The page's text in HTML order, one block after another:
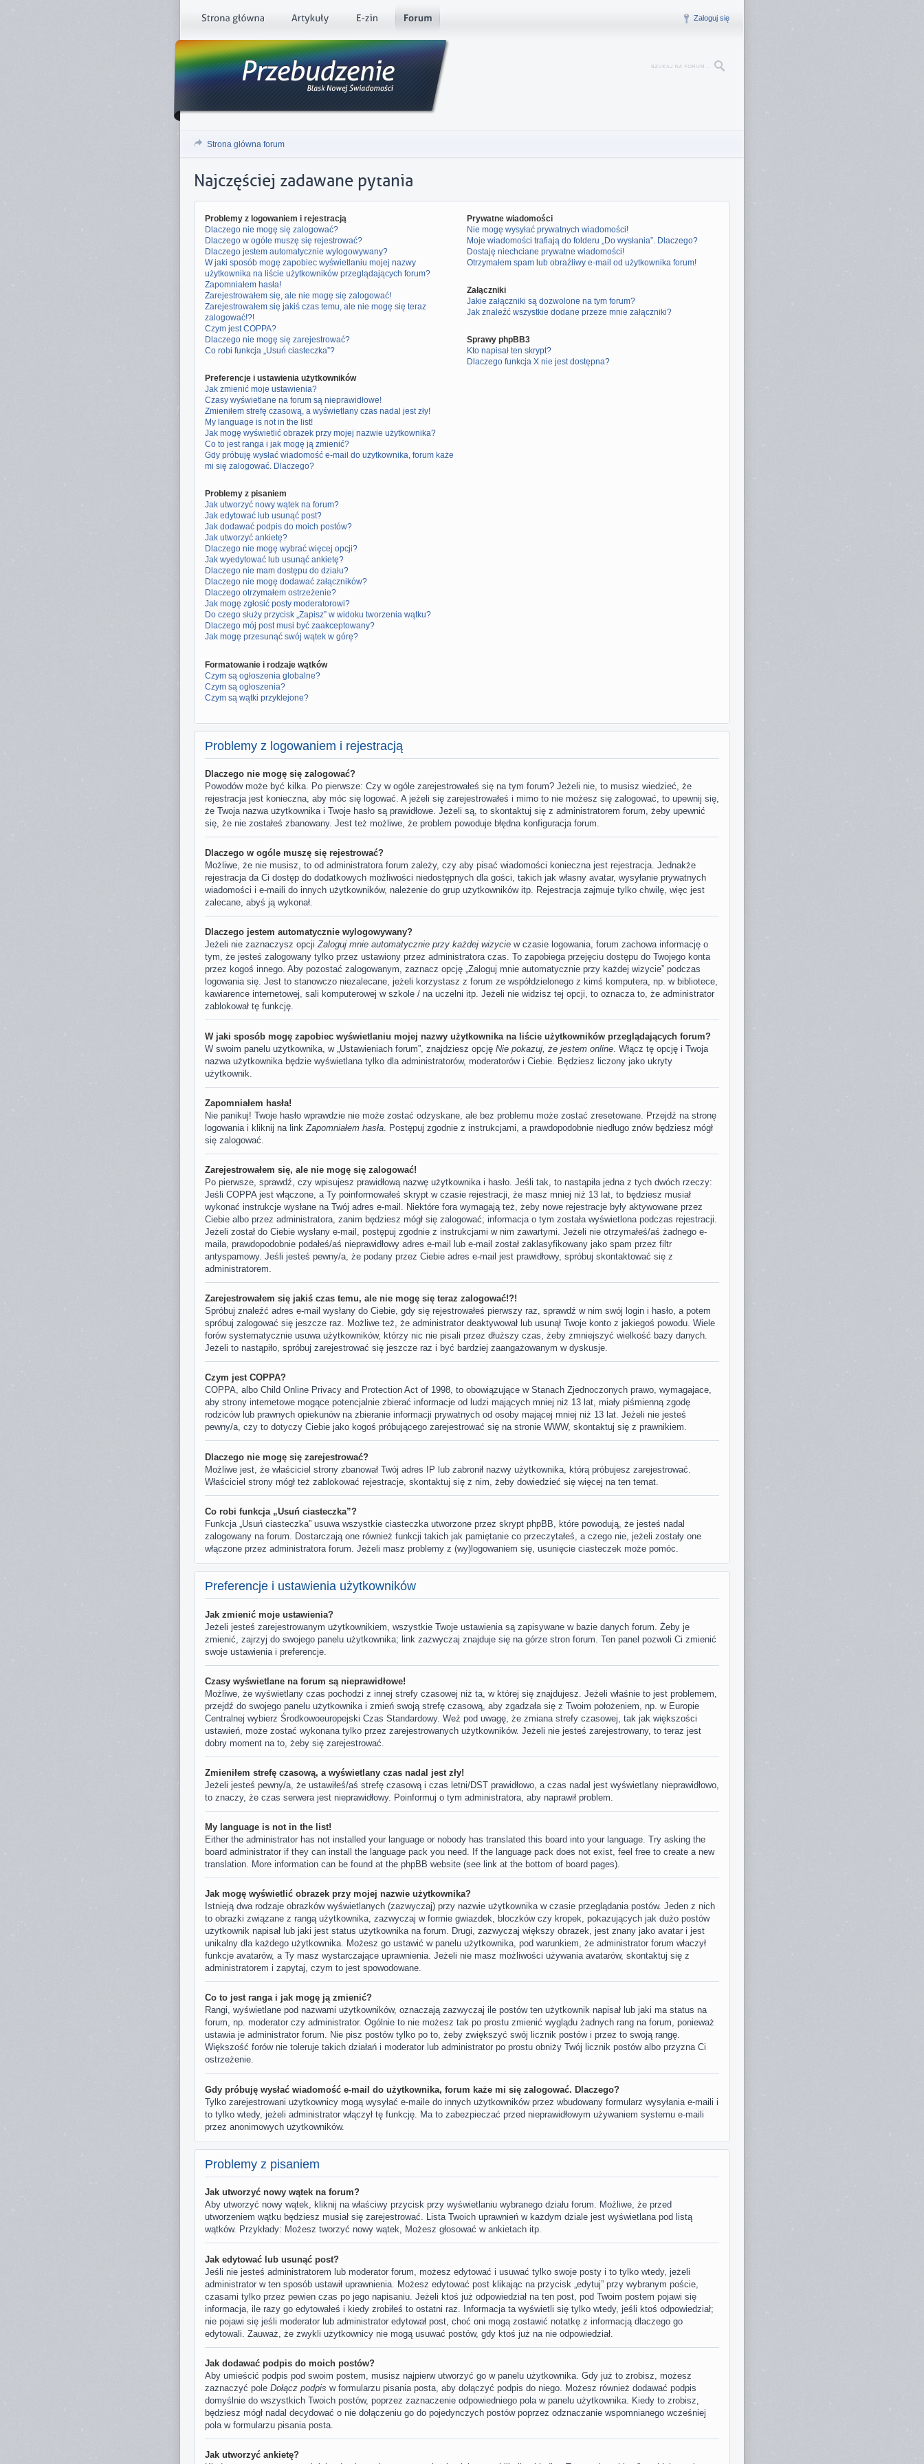
Zaloguj się
Strona główna forum
Najczęściej zadawane pytania
Problemy z logowaniem i rejestracją
Dlaczego nie mogę się zalogować?
Dlaczego w ogóle muszę się rejestrować?
Dlaczego jestem automatycznie wylogowywany?
W jaki sposób mogę zapobiec wyświetlaniu mojej nazwy
użytkownika na liście użytkowników przeglądających forum?
Zapomniałem hasła!
Zarejestrowałem się, ale nie mogę się zalogować!
Zarejestrowałem się jakiś czas temu, ale nie mogę się teraz
zalogować!?!
Czym jest COPPA?
Dlaczego nie mogę się zarejestrować?
Co robi funkcja „Usuń ciasteczka”?
Preferencje i ustawienia użytkowników
Jak zmienić moje ustawienia?
Czasy wyświetlane na forum są nieprawidłowe!
Zmieniłem strefę czasową, a wyświetlany czas nadal jest zły!
My language is not in the list!
Jak mogę wyświetlić obrazek przy mojej nazwie użytkownika?
Co to jest ranga i jak mogę ją zmienić?
Gdy próbuję wysłać wiadomość e-mail do użytkownika, forum każe
mi się zalogować. Dlaczego?
Problemy z pisaniem
Jak utworzyć nowy wątek na forum?
Jak edytować lub usunąć post?
Jak dodawać podpis do moich postów?
Jak utworzyć ankietę?
Dlaczego nie mogę wybrać więcej opcji?
Jak wyedytować lub usunąć ankietę?
Dlaczego nie mam dostępu do działu?
Dlaczego nie mogę dodawać załączników?
Dlaczego otrzymałem ostrzeżenie?
Jak mogę zgłosić posty moderatorowi?
Do czego służy przycisk „Zapisz” w widoku tworzenia wątku?
Dlaczego mój post musi być zaakceptowany?
Jak mogę przesunąć swój wątek w górę?
Formatowanie i rodzaje wątków
Czym są ogłoszenia globalne?
Czym są ogłoszenia?
Czym są wątki przyklejone?
Prywatne wiadomości
Nie mogę wysyłać prywatnych wiadomości!
Moje wiadomości trafiają do folderu „Do wysłania”. Dlaczego?
Dostaję niechciane prywatne wiadomości!
Otrzymałem spam lub obraźliwy e-mail od użytkownika forum!
Załączniki
Jakie załączniki są dozwolone na tym forum?
Jak znaleźć wszystkie dodane przeze mnie załączniki?
Sprawy phpBB3
Kto napisał ten skrypt?
Dlaczego funkcja X nie jest dostępna?
Problemy z logowaniem i rejestracją
Dlaczego nie mogę się zalogować?
Powodów może być kilka. Po pierwsze: Czy w ogóle zarejestrowałeś się na tym forum? Jeżeli nie, to musisz wiedzieć, że
rejestracja jest konieczna, aby móc się logować. A jeżeli się zarejestrowałeś i mimo to nie możesz się zalogować, to upewnij się,
że Twoja nazwa użytkownika i Twoje hasło są prawidłowe. Jeżeli są, to skontaktuj się z administratorem forum, żeby upewnić
się, że nie zostałeś zbanowany. Jest też możliwe, że problem powoduje błędna konfiguracja forum.
Dlaczego w ogóle muszę się rejestrować?
Możliwe, że nie musisz, to od administratora forum zależy, czy aby pisać wiadomości konieczna jest rejestracja. Jednakże
rejestracja da Ci dostęp do dodatkowych możliwości niedostępnych dla gości, takich jak własny avatar, wysyłanie prywatnych
wiadomości i e-maili do innych użytkowników, należenie do grup użytkowników itp. Rejestracja zajmuje tylko chwilę, więc jest
zalecane, abyś ją wykonał.
Dlaczego jestem automatycznie wylogowywany?
Jeżeli nie zaznaczysz opcjiZaloguj mnie automatycznie przy każdej wizycie w czasie logowania, forum zachowa informację o
tym, że jesteś zalogowany tylko przez ustawiony przez administratora czas. To zapobiega przejęciu dostępu do Twojego konta
przez kogoś innego. Aby pozostać zalogowanym, zaznacz opcję „Zaloguj mnie automatycznie przy każdej wizycie” podczas
logowania się. Jest to stanowczo niezalecane, jeżeli korzystasz z forum ze współdzielonego z kimś komputera, np. w bibliotece,
kawiarence internetowej, sali komputerowej w szkole / na uczelni itp. Jeżeli nie widzisz tej opcji, to oznacza to, że administrator
zablokował tę funkcję.
W jaki sposób mogę zapobiec wyświetlaniu mojej nazwy użytkownika na liście użytkowników przeglądających forum?
W swoim panelu użytkownika, w „Ustawieniach forum”, znajdziesz opcję Nie pokazuj, że jestem online . Włącz tę opcję i Twoja
nazwa użytkownika będzie wyświetlana tylko dla administratorów, moderatorów i Ciebie. Będziesz liczony jako ukryty
użytkownik.
Zapomniałem hasła!
Nie panikuj! Twoje hasło wprawdzie nie może zostać odzyskane, ale bez problemu może zostać zresetowane. Przejdź na stronę
logowania i kliknij na link Zapomniałem hasła . Postępuj zgodnie z instrukcjami, a prawdopodobnie niedługo znów będziesz mógł
się zalogować.
Zarejestrowałem się, ale nie mogę się zalogować!
Po pierwsze, sprawdź, czy wpisujesz prawidłową nazwę użytkownika i hasło. Jeśli tak, to nastąpiła jedna z tych dwóch rzeczy:
Jeśli COPPA jest włączone, a Ty poinformowałeś skrypt w czasie rejestracji, że masz mniej niż 13 lat, to będziesz musiał
wykonać instrukcje wysłane na Twój adres e-mail. Niektóre fora wymagają też, żeby nowe rejestracje były aktywowane przez
Ciebie albo przez administratora, zanim będziesz mógł się zalogować; informacja o tym została wyświetlona podczas rejestracji.
Jeżeli został do Ciebie wysłany e-mail, postępuj zgodnie z instrukcjami w nim zawartymi. Jeżeli nie otrzymałeś/aś żadnego e-
maila, prawdopodobnie podałeś/aś nieprawidłowy adres e-mail lub e-mail został zaklasyfikowany jako spam przez filtr
antyspamowy. Jeśli jesteś pewny/a, że podany przez Ciebie adres e-mail jest prawidłowy, spróbuj skontaktować się z
administratorem.
Zarejestrowałem się jakiś czas temu, ale nie mogę się teraz zalogować!?!
Spróbuj znaleźć adres e-mail wysłany do Ciebie, gdy się rejestrowałeś pierwszy raz, sprawdź w nim swój login i hasło, a potem
spróbuj zalogować się jeszcze raz. Możliwe też, że administrator deaktywował lub usunął Twoje konto z jakiegoś powodu. Wiele
forów systematycznie usuwa użytkowników, którzy nic nie pisali przez dłuższy czas, żeby zmniejszyć wielkość bazy danych.
Jeżeli to nastąpiło, spróbuj zarejestrować się jeszcze raz i być bardziej zaangażowanym w dyskusje.
Czym jest COPPA?
COPPA, albo Child Online Privacy and Protection Act of 1998, to obowiązujące w Stanach Zjednoczonych prawo, wymagajace,
aby strony internetowe mogące potencjalnie zbierać informacje od ludzi mających mniej niż 13 lat, miały piśmienną zgodę
rodziców lub prawnych opiekunów na zbieranie informacji prywatnych od osoby mającej mniej niż 13 lat. Jeżeli nie jesteś
pewny/a, czy to dotyczy Ciebie jako kogoś próbującego zarejestrować się na stronie WWW, skontaktuj się z prawnikiem.
Dlaczego nie mogę się zarejestrować?
Możliwe jest, że właściciel strony zbanował Twój adres IP lub zabronił nazwy użytkownika, którą próbujesz zarejestrować.
Właściciel strony mógł też zablokować rejestracje, skontaktuj się z nim, żeby dowiedzieć się więcej na ten temat.
Co robi funkcja „Usuń ciasteczka”?
Funkcja „Usuń ciasteczka” usuwa wszystkie ciasteczka utworzone przez skrypt phpBB, które powodują, że jesteś nadal
zalogowany na forum. Dostarczają one również funkcji takich jak pamiętanie co przeczytałeś, a czego nie, jeżeli zostały one
włączone przez administratora forum. Jeżeli masz problemy z (wy)logowaniem się, usunięcie ciasteczek może pomóc.
Preferencje i ustawienia użytkowników
Jak zmienić moje ustawienia?
Jeżeli jesteś zarejestrowanym użytkownikiem, wszystkie Twoje ustawienia są zapisywane w bazie danych forum. Żeby je
zmienić, zajrzyj do swojego panelu użytkownika; link zazwyczaj znajduje się na górze stron forum. Ten panel pozwoli Ci zmienić
swoje ustawienia i preferencje.
Czasy wyświetlane na forum są nieprawidłowe!
Możliwe, że wyświetlany czas pochodzi z innej strefy czasowej niż ta, w której się znajdujesz. Jeżeli właśnie to jest problemem,
przejdź do swojego panelu użytkownika i zmień swoją strefę czasową, aby zgadzała się z Twoim położeniem, np. w Europie
Centralnej wybierz Środkowoeuropejski Czas Standardowy. Weź pod uwagę, że zmiana strefy czasowej, tak jak większości
ustawień, może zostać wykonana tylko przez zarejestrowanych użytkowników. Jeżeli nie jesteś zarejestrowany, to teraz jest
dobry moment na to, żeby się zarejestrować.
Zmieniłem strefę czasową, a wyświetlany czas nadal jest zły!
Jeżeli jesteś pewny/a, że ustawiłeś/aś strefę czasową i czas letni/DST prawidłowo, a czas nadal jest wyświetlany nieprawidłowo,
to znaczy, że czas serwera jest nieprawidłowy. Poinformuj o tym administratora, aby naprawił problem.
My language is not in the list!
Either the administrator has not installed your language or nobody has translated this board into your language. Try asking the
board administrator if they can install the language pack you need. If the language pack does not exist, feel free to create a new
translation. More information can be found at the phpBB website (see link at the bottom of board pages).
Jak mogę wyświetlić obrazek przy mojej nazwie użytkownika?
Istnieją dwa rodzaje obrazków wyświetlanych (zazwyczaj) przy nazwie użytkownika w czasie przeglądania postów. Jeden z nich
to obrazki związane z rangą użytkownika, zazwyczaj w formie gwiazdek, bloczków czy kropek, pokazujących jak dużo postów
użytkownik napisał lub jaki jest status użytkownika na forum. Drugi, zazwyczaj większy obrazek, jest znany jako avatar i jest
unikalny dla każdego użytkownika. Możesz go ustawić w panelu użytkownika, pod warunkiem, że administrator forum właczył
funkcje avatarów, a Ty masz wystarczające uprawnienia. Jeżeli nie masz możliwości używania avatarów, skontaktuj się z
administratorem i zapytaj, czym to jest spowodowane.
Co to jest ranga i jak mogę ją zmienić?
Rangi, wyświetlane pod nazwami użytkowników, oznaczają zazwyczaj ile postów ten użytkownik napisał lub jaki ma status na
forum, np. moderator czy administrator. Ogólnie to nie możesz tak po prostu zmienić wyglądu żadnych rang na forum, ponieważ
ustawia je administrator forum. Nie pisz postów tylko po to, żeby zwiększyć swój licznik postów i przez to swoją rangę.
Większość forów nie toleruje takich działań i moderator lub administrator po prostu obniży Twój licznik postów albo przyzna Ci
ostrzeżenie.
Gdy próbuję wysłać wiadomość e-mail do użytkownika, forum każe mi się zalogować. Dlaczego?
Tylko zarejestrowani użytkownicy mogą wysyłać e-maile do innych użytkowników przez wbudowany formularz wysyłania e-maili i
to tylko wtedy, jeżeli administrator włączył tę funkcję. Ma to zabezpieczać przed nieprawidłowym używaniem systemu e-maili
przez anonimowych użytkowników.
Problemy z pisaniem
Jak utworzyć nowy wątek na forum?
Aby utworzyć nowy wątek, kliknij na właściwy przycisk przy wyświetlaniu wybranego działu forum. Możliwe, że przed
utworzeniem wątku będziesz musiał się zarejestrować. Lista Twoich uprawnień w każdym dziale jest wyświetlana pod listą
wątków. Przykłady: Możesz tworzyć nowy wątek, Możesz głosować w ankietach itp.
Jak edytować lub usunąć post?
Jeśli nie jesteś administratorem lub moderator forum, możesz edytować i usuwać tylko swoje posty i to tylko wtedy, jeżeli
administrator w ten sposób ustawił uprawnienia. Możesz edytować post klikając na przycisk „edytuj” przy wybranym poście,
czasami tylko przez pewien czas po jego napisaniu. Jeżeli ktoś już odpowiedział na ten post, pod Twoim postem pojawi się
informacja, ile razy go edytowałeś i kiedy zrobiłeś to ostatni raz. Informacja ta wyświetli się tylko wtedy, jeśli ktoś odpowiedział;
nie pojawi się jeśli moderator lub administrator edytował post, choć oni mogą zostawić notatkę z informacją dlaczego go
edytowali. Zauważ, że zwykli użytkownicy nie mogą usuwać postów, gdy ktoś już na nie odpowiedział.
Jak dodawać podpis do moich postów?
Aby umieścić podpis pod swoim postem, musisz najpierw utworzyć go w panelu użytkownika. Gdy już to zrobisz, możesz
zaznaczyć pole Dołącz podpis w formularzu pisania posta, aby dołączyć podpis do niego. Możesz również dodawać podpis
domyślnie do wszystkich Twoich postów, poprzez zaznaczenie odpowiedniego pola w panelu użytkownika. Kiedy to zrobisz,
będziesz mógł nadal decydować o nie dołączeniu go do pojedynczych postów poprzez odznaczanie wspomnianego wcześniej
pola w formularzu pisania posta.
Jak utworzyć ankietę?